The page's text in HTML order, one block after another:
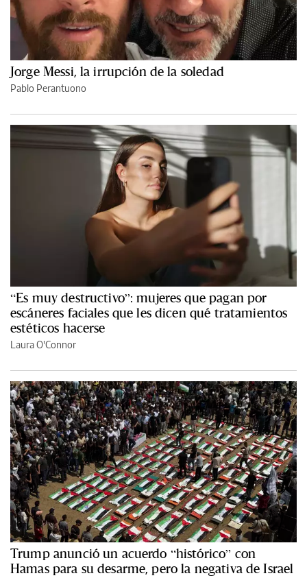
Jorge Messi, la irrupción de la soledad
Pablo Perantuono
“Es muy destructivo”: mujeres que pagan por
escáneres faciales que les dicen qué tratamientos
estéticos hacerse
Laura O'Connor
Trump anunció un acuerdo “histórico” con
Hamas para su desarme, pero la negativa de Israel